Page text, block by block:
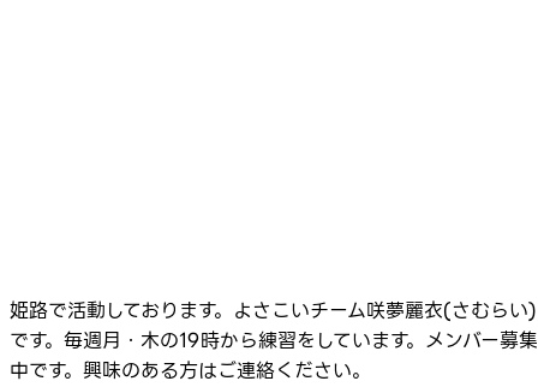
姫路で活動しております。よさこいチーム咲夢麗衣(さむらい)
です。毎週月・木の19時から練習をしています。メンバー募集
中です。興味のある方はご連絡ください。